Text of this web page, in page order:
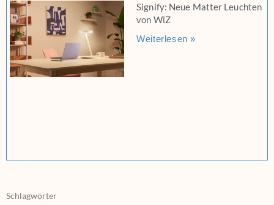
Signify: Neue Matter Leuchten
von WiZ
Weiterlesen »
Schlagwörter